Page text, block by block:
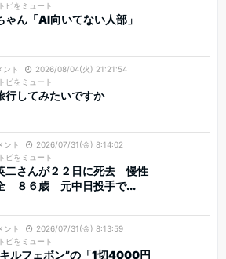
ピをミュート
ゃん「AI向いてない人部」
ント
2026/08/04(火) 21:21:54
ピをミュート
行してみたいですか
ント
2026/07/31(金) 8:14:02
ピをミュート
二さんが２２日に死去 慢性
８６歳 元中日投手で...
ント
2026/07/31(金) 8:13:59
ピをミュート
ルフェボン”の「1切4000円